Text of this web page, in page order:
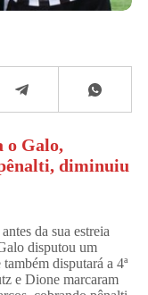
o Galo,
diminuiu
da sua estreia
disputou um
disputará a 4ª
e Dione marcaram